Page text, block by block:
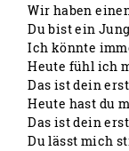
Wir haben
Du bist ein
Ich könnte
Heute fühl ich
Das ist dein
Heute hast du
Das ist dein
Du lässt mich